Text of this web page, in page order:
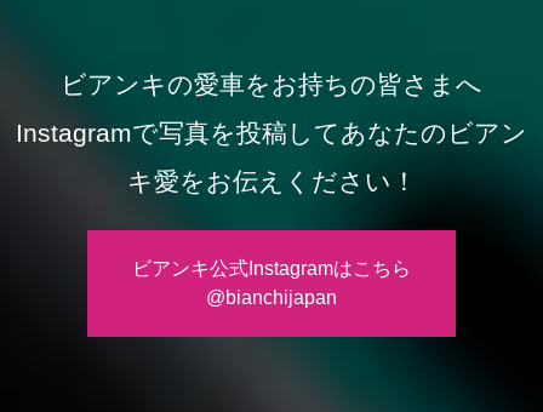
ビアンキの愛車をお持ちの皆さまへ
Instagramで写真を投稿してあなたのビアン
キ愛をお伝えください！
ビアンキ公式Instagramはこちら
@bianchijapan